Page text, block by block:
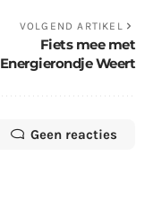
VOLGEND ARTIKEL
Fiets mee met
Energierondje Weert
Geen reacties